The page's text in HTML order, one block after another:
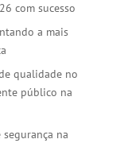
com sucesso
a mais
qualidade no
público na
na